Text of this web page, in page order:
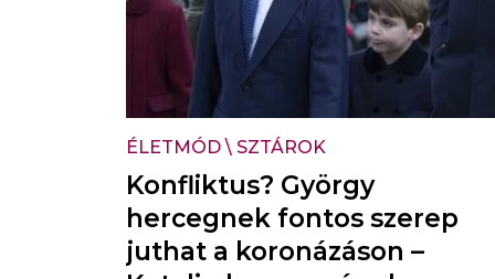
ÉLETMÓD\ SZTÁROK
Konfliktus? György
hercegnek fontos szerep
juthat a koronázáson –